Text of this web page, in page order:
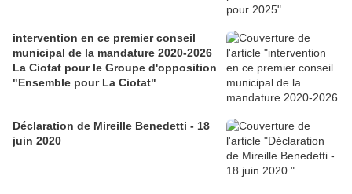
intervention en ce premier conseil
municipal de la mandature 2020-2026
La Ciotat pour le Groupe d'opposition
"Ensemble pour La Ciotat"
Déclaration de Mireille Benedetti - 18
juin 2020